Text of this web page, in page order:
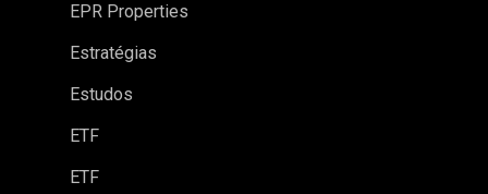
EPR Properties
Estratégias
Estudos
ETF
ETF